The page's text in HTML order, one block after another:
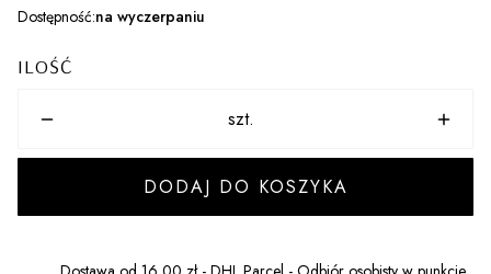
Dostępność:na wyczerpaniu
ILOŚĆ
szt.
DODAJ DO KOSZYKA